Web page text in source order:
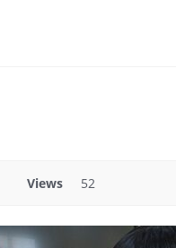
Views 52